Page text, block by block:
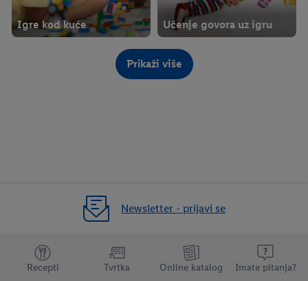
Igre kod kuće Učenje govora uz igru
Prikaži više
Newsletter - prijavi se
Dodatne teme
Recepti Tvrtka Online katalog Imate pitanja?